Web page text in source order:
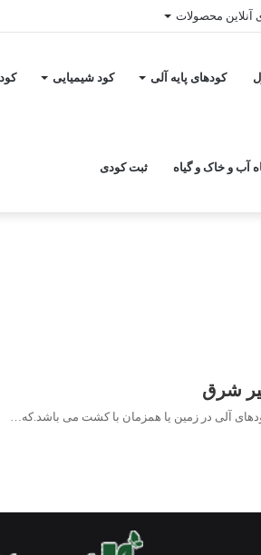
آنلاین محصولات
کودهای پایه آلی کود شیمیایی
آب و خاک و گیاه ثبت کودی
شرق
آلی در زمین یا همزمان با کشت می باشد.که…